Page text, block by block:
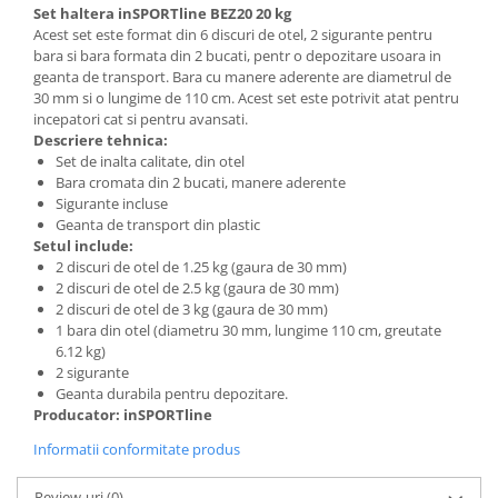
Mobilier Birou
Saltele de infasat
Scaun masa copii
La plimbare
Biciclete
Biciclete copii cu roti 10 inch (2-4
ani)
Biciclete copii cu roti 12 inch (3-6
ani)
Biciclete copii cu roti 14 inch (3-7
ani)
Biciclete copii cu roti 16 inch (4-9
Biciclete copii cu roti 20 inch
Biciclete cu roti 24 inch
Biciclete cu roti 26 inch
Biciclete cu roti 27 inch
Set haltera inSPORTline BEZ20 20 kg
Acest set este format din 6 discuri de otel, 2 sigurante pentru
bara si bara formata din 2 bucati, pentr o depozitare usoara in
geanta de transport. Bara cu manere aderente are diametrul de
30 mm si o lungime de 110 cm. Acest set este potrivit atat pentru
incepatori cat si pentru avansati.
Descriere tehnica:
Set de inalta calitate, din otel
Bara cromata din 2 bucati, manere aderente
Sigurante incluse
Geanta de transport din plastic
Setul include:
2 discuri de otel de 1.25 kg (gaura de 30 mm)
2 discuri de otel de 2.5 kg (gaura de 30 mm)
2 discuri de otel de 3 kg (gaura de 30 mm)
1 bara din otel (diametru 30 mm, lungime 110 cm, greutate
6.12 kg)
2 sigurante
Geanta durabila pentru depozitare.
Producator: inSPORTline
Informatii conformitate produs